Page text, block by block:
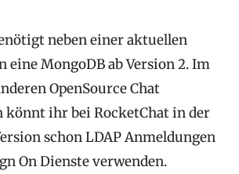
neben einer aktuellen
eine MongoDB ab Version 2. Im
OpenSource Chat
könnt ihr bei RocketChat in der
schon LDAP Anmeldungen
On Dienste verwenden.